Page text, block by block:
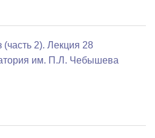
2). Лекция 28
им. П.Л. Чебышева